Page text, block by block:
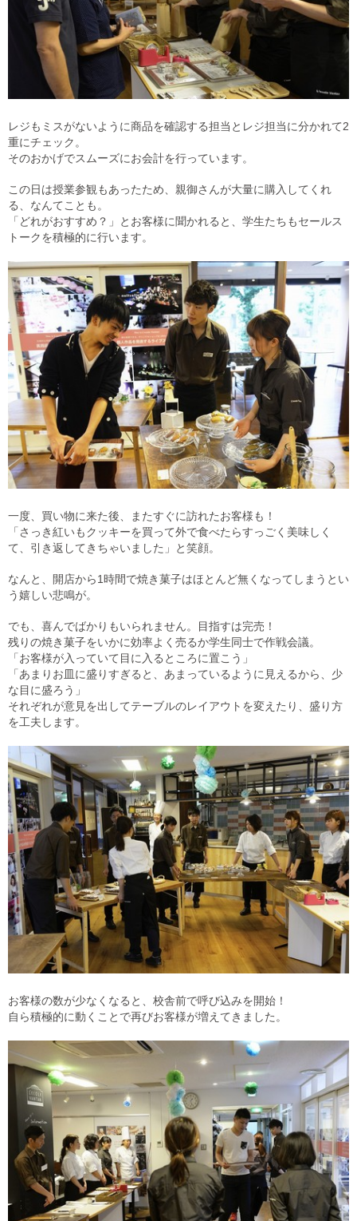
レジもミスがないように商品を確認する担当とレジ担当に分かれて2
重にチェック。
そのおかげでスムーズにお会計を行っています。
この日は授業参観もあったため、親御さんが大量に購入してくれ
る、なんてことも。
「どれがおすすめ？」とお客様に聞かれると、学生たちもセールス
トークを積極的に行います。
一度、買い物に来た後、またすぐに訪れたお客様も！
「さっき紅いもクッキーを買って外で食べたらすっごく美味しく
て、引き返してきちゃいました」と笑顔。
なんと、開店から1時間で焼き菓子はほとんど無くなってしまうとい
う嬉しい悲鳴が。
でも、喜んでばかりもいられません。目指すは完売！
残りの焼き菓子をいかに効率よく売るか学生同士で作戦会議。
「お客様が入っていて目に入るところに置こう」
「あまりお皿に盛りすぎると、あまっているように見えるから、少
な目に盛ろう」
それぞれが意見を出してテーブルのレイアウトを変えたり、盛り方
を工夫します。
お客様の数が少なくなると、校舎前で呼び込みを開始！
自ら積極的に動くことで再びお客様が増えてきました。